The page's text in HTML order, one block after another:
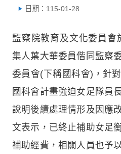
日期：115-01-28
監察院教育及文化委員會
集人葉大華委員偕同監察
委員會(下稱國科會)，針
國科會計畫強迫女足隊員
說明後續處理情形及因應
文表示，已終止補助女足
補助經費，相關人員也予